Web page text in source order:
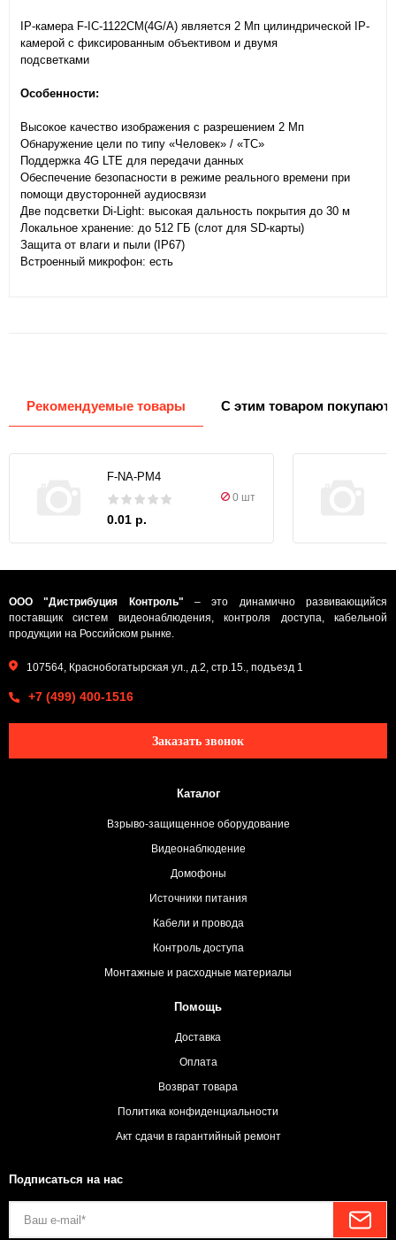
IP-камера F-IC-1122CM(4G/A) является 2 Мп цилиндрической IP-
камерой с фиксированным объективом и двумя
подсветками
Особенности:
Высокое качество изображения с разрешением 2 Мп
Обнаружение цели по типу «Человек» / «ТС»
Поддержка 4G LTE для передачи данных
Обеспечение безопасности в режиме реального времени при
помощи двусторонней аудиосвязи
Две подсветки Di-Light: высокая дальность покрытия до 30 м
Локальное хранение: до 512 ГБ (слот для SD-карты)
Защита от влаги и пыли (IP67)
Встроенный микрофон: есть
Рекомендуемые товары С этим товаром покупают
F-NA-PM4
0 шт
0.01 р.
ООО "Дистрибуция Контроль" – это динамично развивающийся
поставщик систем видеонаблюдения, контроля доступа, кабельной
продукции на Российском рынке.
107564, Краснобогатырская ул., д.2, стр.15., подъезд 1
+7 (499) 400-1516
Заказать звонок
Каталог
Взрыво-защищенное оборудование
Видеонаблюдение
Домофоны
Источники питания
Кабели и провода
Контроль доступа
Монтажные и расходные материалы
Помощь
Доставка
Оплата
Возврат товара
Политика конфиденциальности
Акт сдачи в гарантийный ремонт
Подписаться на нас